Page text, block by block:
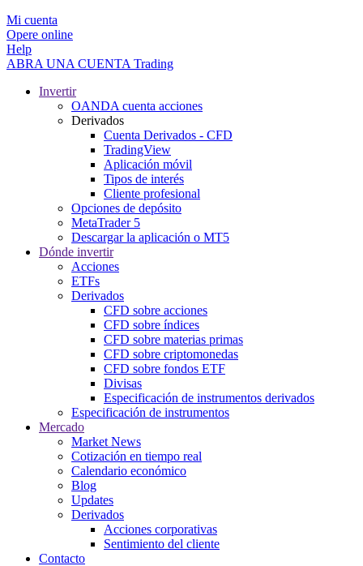
Mi cuenta
Opere online
Help
ABRA UNA CUENTA Trading
Invertir
OANDA cuenta acciones
Derivados
Cuenta Derivados - CFD
TradingView
Aplicación móvil
Tipos de interés
Cliente profesional
Opciones de depósito
MetaTrader 5
Descargar la aplicación o MT5
Dónde invertir
Acciones
ETFs
Derivados
CFD sobre acciones
CFD sobre índices
CFD sobre materias primas
CFD sobre criptomonedas
CFD sobre fondos ETF
Divisas
Especificación de instrumentos derivados
Especificación de instrumentos
Mercado
Market News
Cotización en tiempo real
Calendario económico
Blog
Updates
Derivados
Acciones corporativas
Sentimiento del cliente
Contacto